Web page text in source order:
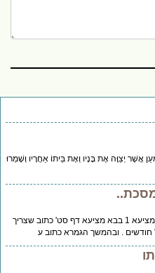
יְצַוֶּה אֶת בָּנָיו וְאֶת בֵּיתוֹ אַחֲרָיו וְשָׁמְרוּ
בס"ד תוספת חידושים ורמזים על מסכת בבא מציעא 1 בבא מציעא דף סט' כתוב שצריך
. ובהמשך הגמרא כתוב ע